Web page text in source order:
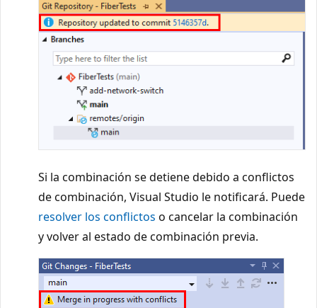
Si la combinación se detiene debido a conflictos
de combinación, Visual Studio le notificará. Puede
resolver los conflictos o cancelar la combinación
y volver al estado de combinación previa.